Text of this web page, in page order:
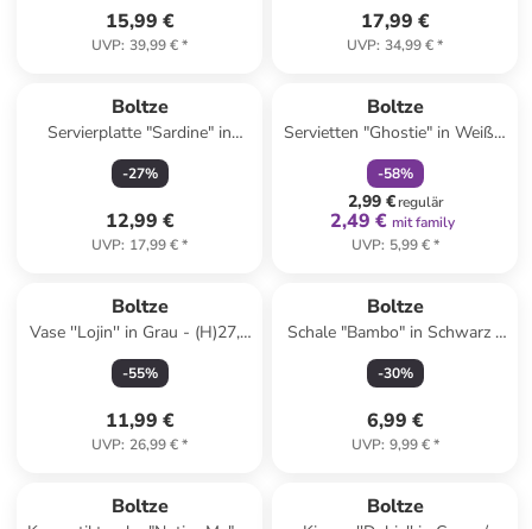
15,99 €
UVP: 39,99 €*
17,99 €
UVP: 34,99 €*
Boltze
Servierplatte "Sardine" in
Hellblau/ Weiß - (B)26 x
(H)11 cm
-27%
12,99 €
UVP: 17,99 €*
Boltze
Servietten "Ghostie" in Weiß -
12 Stück
-58%
2,99 €regulär
2,49 € mit family
UVP: 5,99 €*
Boltze
Vase ''Lojin'' in Grau - (H)27,8
x Ø 16 cm
-55%
11,99 €
UVP: 26,99 €*
Boltze
Schale "Bambo" in Schwarz -
Ø 10 cm
-30%
6,99 €
UVP: 9,99 €*
Boltze Boltze